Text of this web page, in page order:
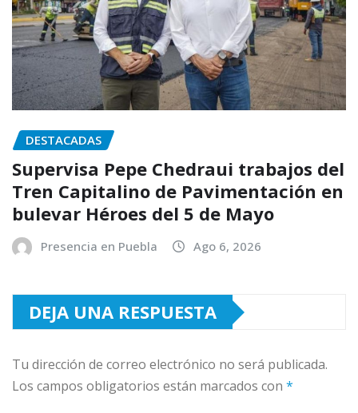
DESTACADAS
Supervisa Pepe Chedraui trabajos del
Tren Capitalino de Pavimentación en
bulevar Héroes del 5 de Mayo
Presencia en Puebla Ago 6, 2026
DEJA UNA RESPUESTA
Tu dirección de correo electrónico no será publicada.
Los campos obligatorios están marcados con *